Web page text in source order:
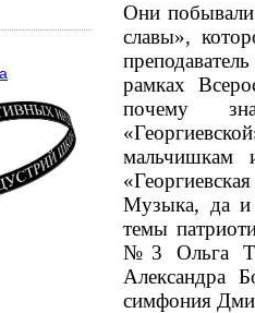
Они побывали
славы»,
рамках
почему
мальчишкам
Музыка, да и
темы
№3 Ольга
Александра
симфония